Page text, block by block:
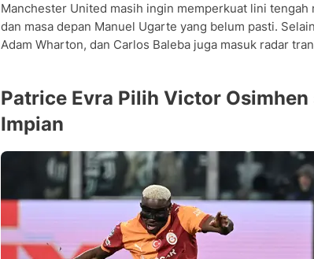
Manchester United masih ingin memperkuat lini
dan masa depan Manuel Ugarte yang belum pasti.
Adam Wharton, dan Carlos Baleba juga masuk radar
Patrice Evra Pilih Victor Osimhen
Impian